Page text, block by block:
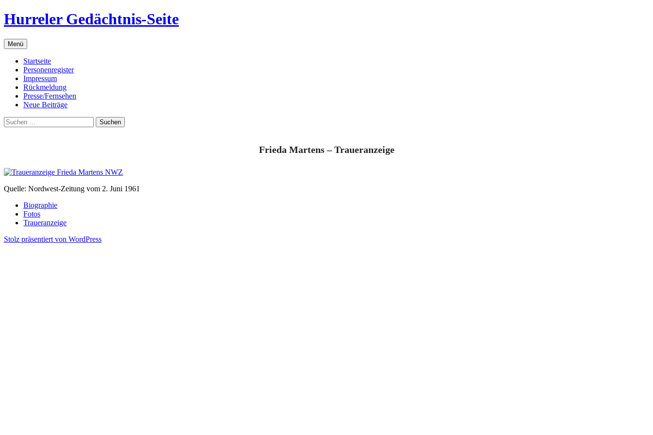
Zum
Inhalt
Hurreler Gedächtnis-Seite
Menü
Startseite
Personenregister
Impressum
Rückmeldung
Presse/Fernsehen
Neue Beiträge
Suchen
nach:
Frieda Martens – Traueranzeige
Quelle: Nordwest-Zeitung vom 2. Juni 1961
Biographie
Fotos
Traueranzeige
Stolz präsentiert von WordPress